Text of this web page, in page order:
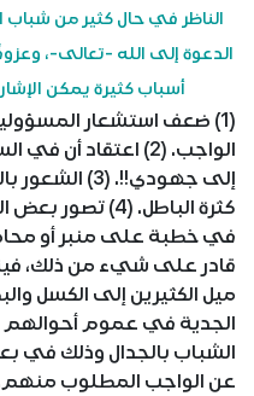
الناظر في حال كثير من شباب
الدعوة إلى الله -تعالى-،
أسباب كثيرة يمكن
(1) ضعف استشعار
الواجب. (2) اعتقاد
إلى جهودي!!.
كثرة الباطل. (4)
في خطبة على منبر أو
ميل الكثيرين إلى الكسل
الشباب بالجدال وذلك في